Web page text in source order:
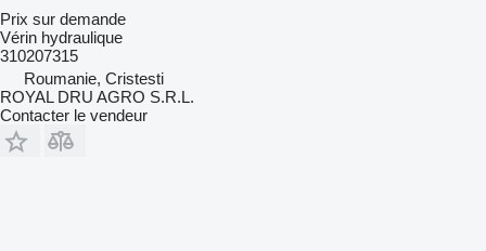
Prix sur demande
Vérin hydraulique
310207315
Roumanie, Cristesti
ROYAL DRU AGRO S.R.L.
Contacter le vendeur